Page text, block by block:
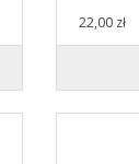
22,00 zł